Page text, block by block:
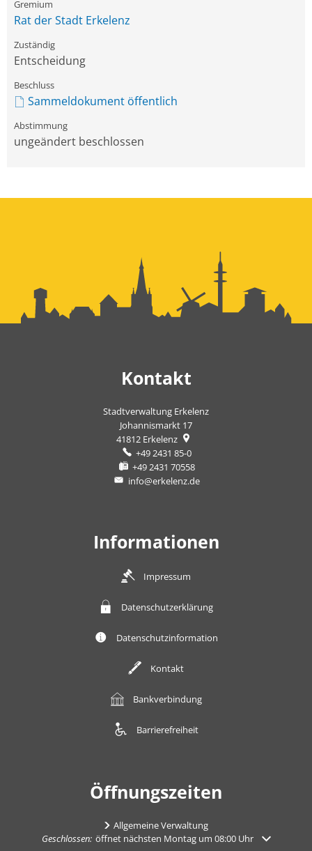
Rat der Stadt Erkelenz
Entscheidung
Sammeldokument öffentlich
ungeändert beschlossen
Kontakt
Stadtverwaltung Erkelenz
Johannismarkt 17
41812 Erkelenz
+49 2431 85-0
+49 2431 70558
info@erkelenz.de
Informationen
Impressum
Datenschutzerklärung
Datenschutzinformation
Kontakt
Bankverbindung
Barrierefreiheit
Öffnungszeiten
Allgemeine Verwaltung
Klicken, um weitere Öffnungs- oder Schließzeiten auszublenden
Geschlossen: öffnet nächsten Montag um 08:00 Uhr